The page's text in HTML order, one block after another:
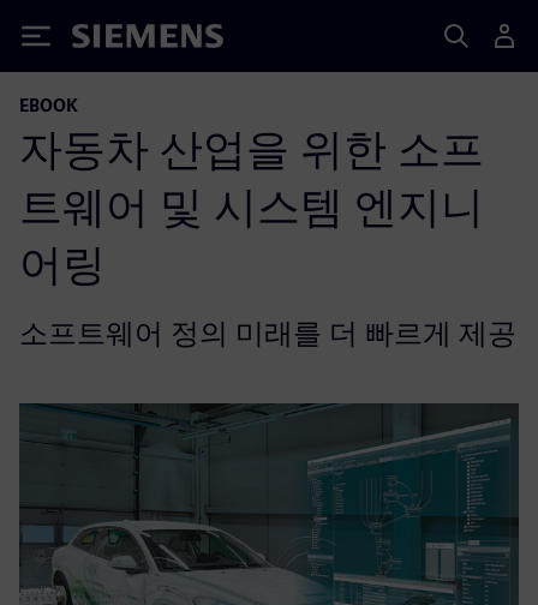
Siemens
EBOOK
자동차 산업을 위한 소프
트웨어 및 시스템 엔지니
어링
소프트웨어 정의 미래를 더 빠르게 제공